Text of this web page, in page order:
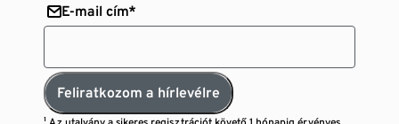
E-mail cím*
Feliratkozom a hírlevélre